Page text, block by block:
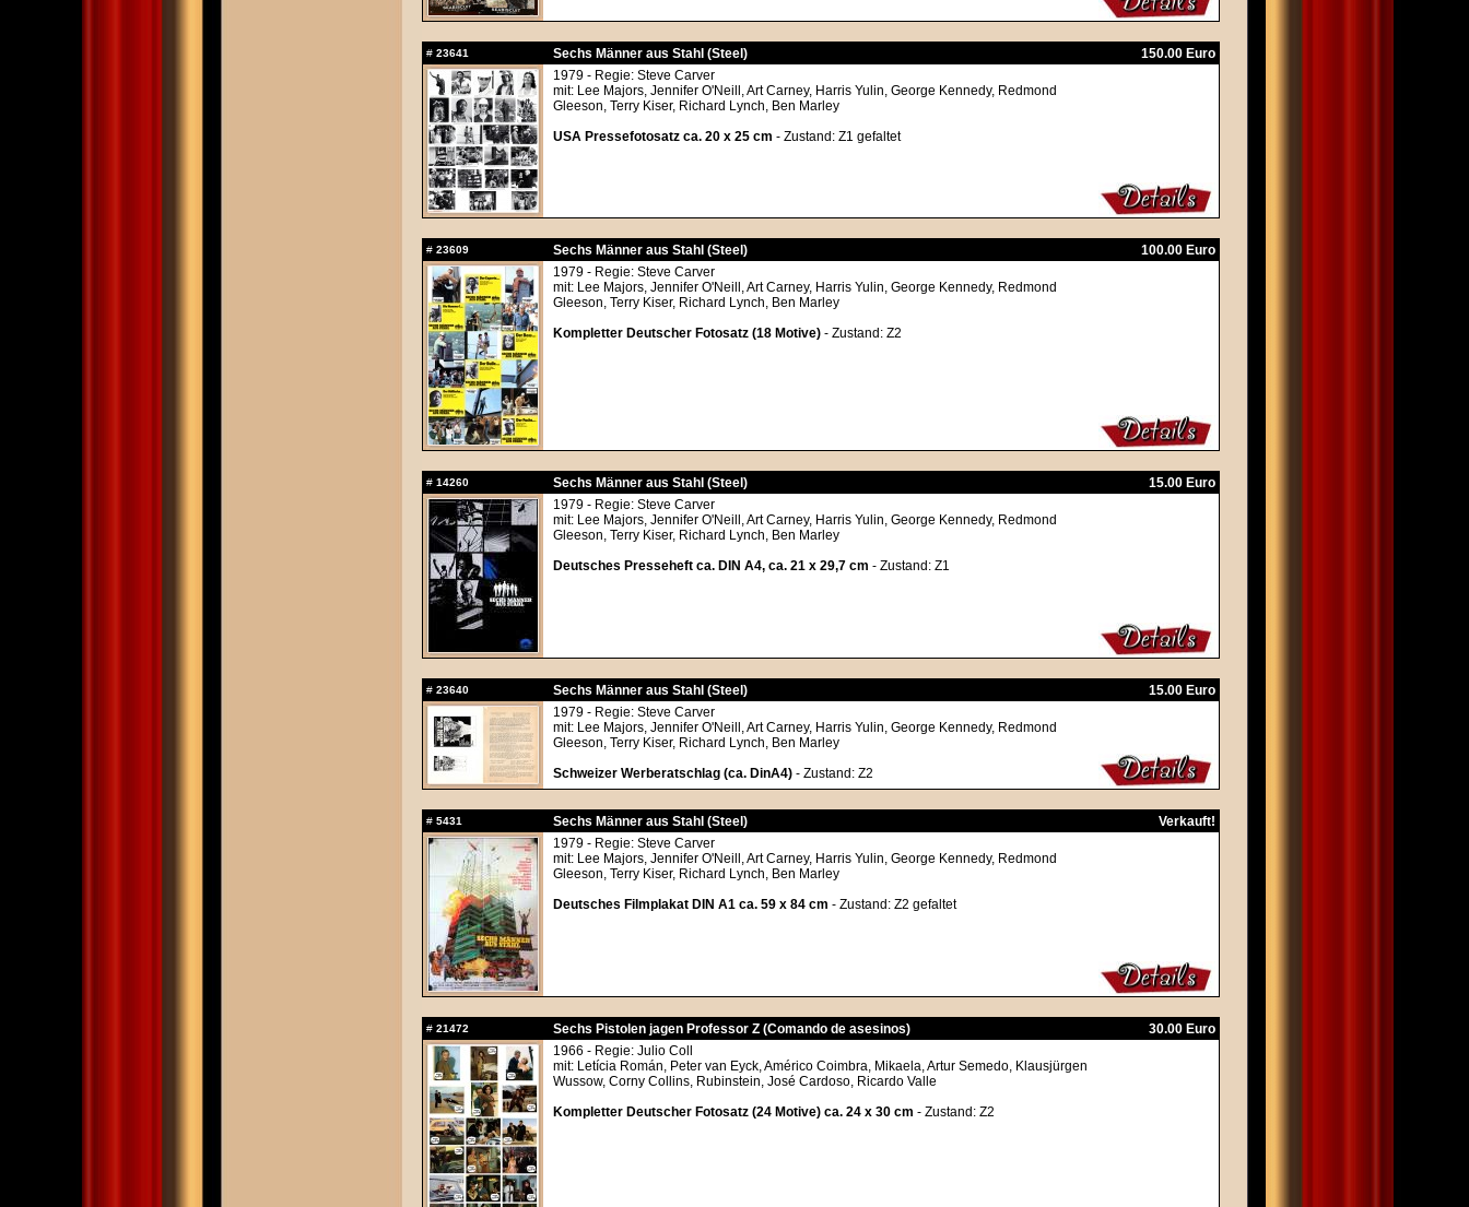
# 23641 Sechs Männer aus Stahl (Steel)
150.00 Euro
1979 - Regie: Steve Carver
mit: Lee Majors, Jennifer O'Neill, Art Carney, Harris Yulin, George Kennedy, Redmond
Gleeson, Terry Kiser, Richard Lynch, Ben Marley
USA Pressefotosatz ca. 20 x 25 cm - Zustand: Z1 gefaltet
# 23609 Sechs Männer aus Stahl (Steel)
100.00 Euro
1979 - Regie: Steve Carver
mit: Lee Majors, Jennifer O'Neill, Art Carney, Harris Yulin, George Kennedy, Redmond
Gleeson, Terry Kiser, Richard Lynch, Ben Marley
Kompletter Deutscher Fotosatz (18 Motive) - Zustand: Z2
# 14260 Sechs Männer aus Stahl (Steel)
15.00 Euro
1979 - Regie: Steve Carver
mit: Lee Majors, Jennifer O'Neill, Art Carney, Harris Yulin, George Kennedy, Redmond
Gleeson, Terry Kiser, Richard Lynch, Ben Marley
Deutsches Presseheft ca. DIN A4, ca. 21 x 29,7 cm - Zustand: Z1
# 23640 Sechs Männer aus Stahl (Steel)
15.00 Euro
1979 - Regie: Steve Carver
mit: Lee Majors, Jennifer O'Neill, Art Carney, Harris Yulin, George Kennedy, Redmond
Gleeson, Terry Kiser, Richard Lynch, Ben Marley
Schweizer Werberatschlag (ca. DinA4) - Zustand: Z2
# 5431 Sechs Männer aus Stahl (Steel)
Verkauft!
1979 - Regie: Steve Carver
mit: Lee Majors, Jennifer O'Neill, Art Carney, Harris Yulin, George Kennedy, Redmond
Gleeson, Terry Kiser, Richard Lynch, Ben Marley
Deutsches Filmplakat DIN A1 ca. 59 x 84 cm - Zustand: Z2 gefaltet
# 21472 Sechs Pistolen jagen Professor Z (Comando de asesinos)
30.00 Euro
1966 - Regie: Julio Coll
mit: Letícia Román, Peter van Eyck, Américo Coimbra, Mikaela, Artur Semedo, Klausjürgen
Wussow, Corny Collins, Rubinstein, José Cardoso, Ricardo Valle
Kompletter Deutscher Fotosatz (24 Motive) ca. 24 x 30 cm - Zustand: Z2